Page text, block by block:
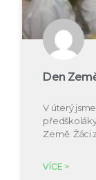
Den
V úterý
Země. Žáci
VÍCE >